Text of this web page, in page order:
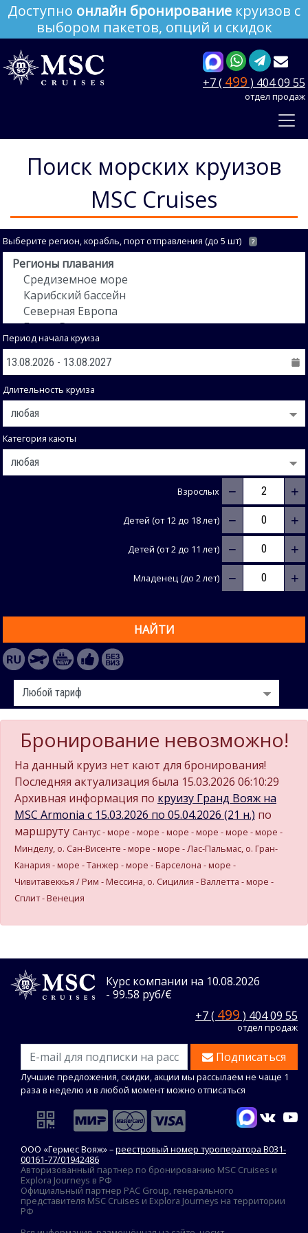
Доступно онлайн бронирование круизов с
выбором пакетов, опций и скидок
+7 ( 499 ) 404 09 55
отдел продаж
Поиск морских круизов
MSC Cruises
Выберите регион, корабль, порт отправления (до 5 шт) ?
Период начала круиза
Длительность круиза
Категория каюты
Взрослых − +
Детей (от 12 до 18 лет) − +
Детей (от 2 до 11 лет) − +
Младенец (до 2 лет) − +
НАЙТИ
Бронирование невозможно!
На данный круиз нет кают для бронирования!
Последняя актуализация была 15.03.2026 06:10:29
Архивная информация по круизу Гранд Вояж на
MSC Armonia c 15.03.2026 по 05.04.2026 (21 н.) по
маршруту Сантус - море - море - море - море - море - море -
Минделу, о. Сан-Висенте - море - море - Лас-Пальмас, о. Гран-
Канария - море - Танжер - море - Барселона - море -
Чивитавеккья / Рим - Мессина, о. Сицилия - Валлетта - море -
Сплит - Венеция
Курс компании на 10.08.2026
- 99.58 руб/€
+7 ( 499 ) 404 09 55
отдел продаж
Подписаться
Лучшие предложения, скидки, акции мы рассылаем не чаще 1
раза в неделю и в любой момент можно отписаться
ООО «Гермес Вояж» –реестровый номер туроператора В031-
00161-77/01942486
Авторизованный партнер по бронированию MSC Cruises и
Explora Journeys в РФ
Официальный партнер PAC Group, генерального
представителя MSC Cruises и Explora Journeys на территории
РФ